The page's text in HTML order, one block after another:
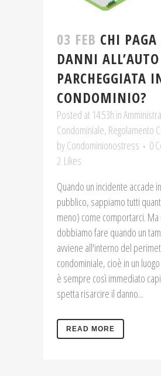
03 FEB CHI PAGA
DANNI ALL’AUTO
PARCHEGGIATA
CONDOMINIO?
Posted at 14:53h in
Condominiale, Regolamento
byCondominionostress
0
2 Likes
Quando un incidente accade
pubblico, sappiamo tutti
meno) come comportarci. Ma
dobbiamo fare quando un
avviene all'interno del
condominiale, cioè in un
è sempre così immediato
spetta risarcire il danno...
READ MORE